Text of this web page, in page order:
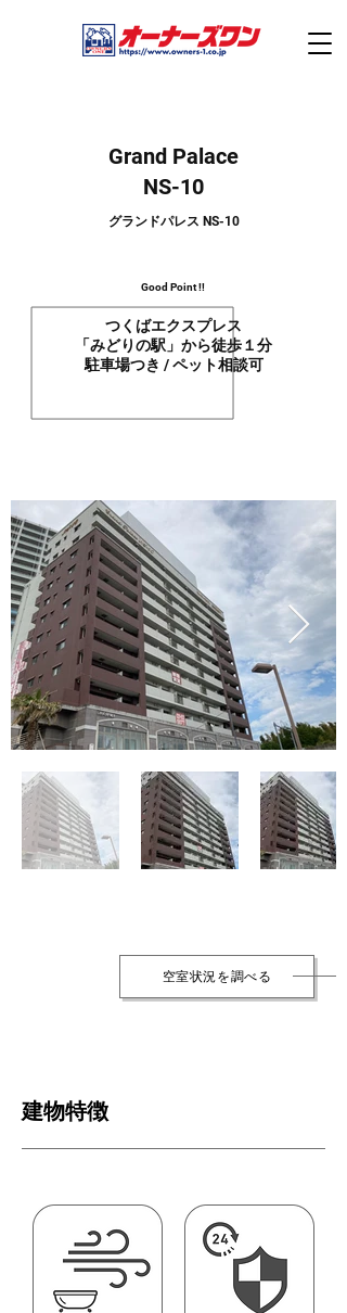
Grand Palace
NS-10
グランドパレス NS-10
Good Point !!
つくばエクスプレス
「みどりの駅」から徒歩１分
駐車場つき / ペット相談可
空室状況を調べる
建物特徴